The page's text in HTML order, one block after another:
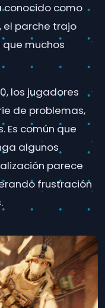
conocido como
el parche trajo
muchos
los jugadores
de problemas,
Es común que
algunos
parece
frustración